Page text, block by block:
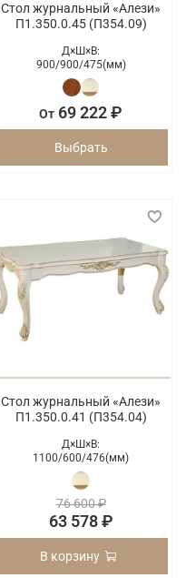
Стол журнальный «Алези»
П1.350.0.45 (П354.09)
Д×Ш×В:
900/900/475(мм)
От 69 222 ₽
Выбрать
Стол журнальный «Алези»
П1.350.0.41 (П354.04)
Д×Ш×В:
1100/600/476(мм)
76 600 ₽
63 578 ₽
В корзину